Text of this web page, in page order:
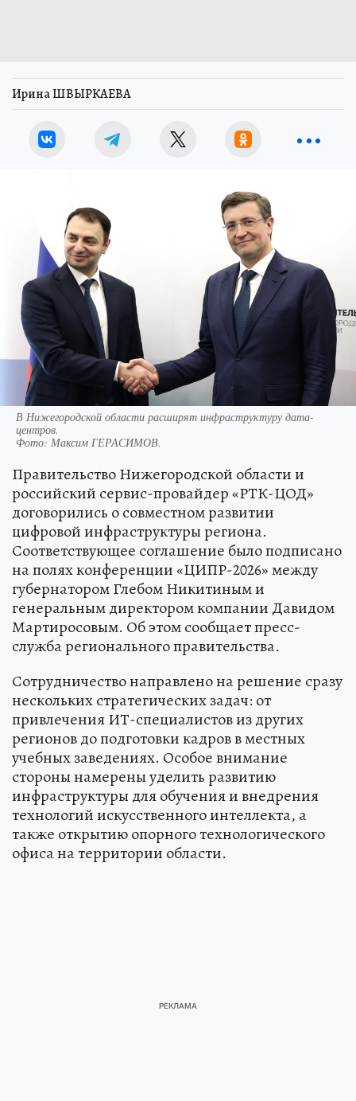
Ирина ШВЫРКАЕВА
В Нижегородской области расширят инфраструктуру дата-
центров.
Фото: Максим ГЕРАСИМОВ.
Правительство Нижегородской области и
российский сервис-провайдер «РТК-ЦОД»
договорились о совместном развитии
цифровой инфраструктуры региона.
Соответствующее соглашение было подписано
на полях конференции «ЦИПР-2026» между
губернатором Глебом Никитиным и
генеральным директором компании Давидом
Мартиросовым. Об этом сообщает пресс-
служба регионального правительства.
Сотрудничество направлено на решение сразу
нескольких стратегических задач: от
привлечения ИТ-специалистов из других
регионов до подготовки кадров в местных
учебных заведениях. Особое внимание
стороны намерены уделить развитию
инфраструктуры для обучения и внедрения
технологий искусственного интеллекта, а
также открытию опорного технологического
офиса на территории области.